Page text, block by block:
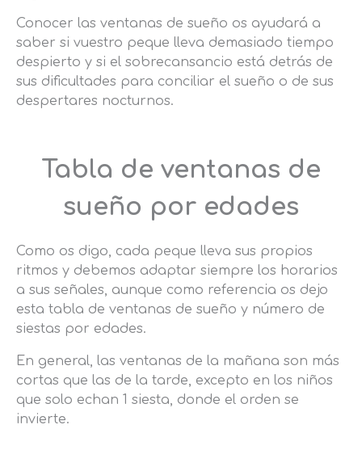
Conocer las ventanas de sueño os ayudará a
saber si vuestro peque lleva demasiado tiempo
despierto y si el sobrecansancio está detrás de
sus dificultades para conciliar el sueño o de sus
despertares nocturnos.
Tabla de ventanas de
sueño por edades
Como os digo, cada peque lleva sus propios
ritmos y debemos adaptar siempre los horarios
a sus señales, aunque como referencia os dejo
esta tabla de ventanas de sueño y número de
siestas por edades.
En general, las ventanas de la mañana son más
cortas que las de la tarde, excepto en los niños
que solo echan 1 siesta, donde el orden se
invierte.